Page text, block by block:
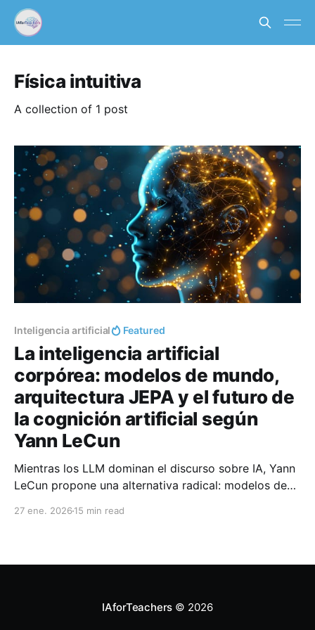
Física intuitiva
A collection of 1 post
Inteligencia artificial Featured
La inteligencia artificial
corpórea: modelos de mundo,
arquitectura JEPA y el futuro de
la cognición artificial según
Yann LeCun
Mientras los LLM dominan el discurso sobre IA, Yann
LeCun propone una alternativa radical: modelos de
27 ene. 2026 15 min read
IAforTeachers © 2026